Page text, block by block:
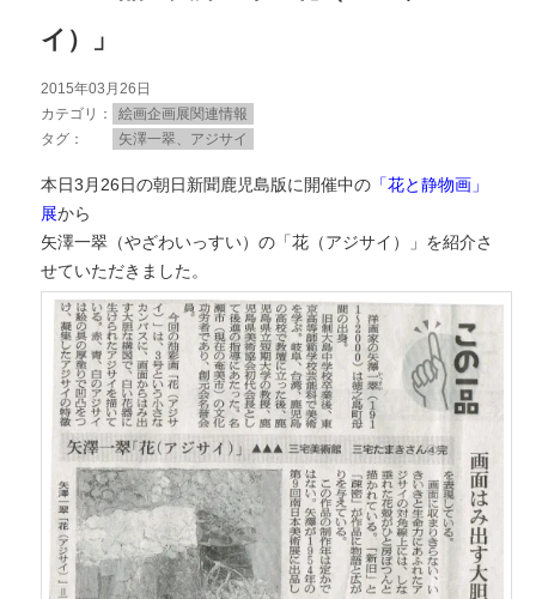
ン
テ
ツ
へ
移
動
テ
ン
へ
移
動
イ）」
2015年03月26日
カテゴリ
絵画企画展関連情報
タグ
矢澤一翠、アジサイ
本日3月26日の朝日新聞鹿児島版に開催中の 「花と静物画」
展から
矢澤一翠（やざわいっすい）の「花（アジサイ）」を紹介さ
せていただきました。